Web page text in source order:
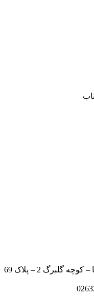
آدرس: کرج – میدان والفجر – خیابان یکتا – کوچه گلبرگ 2 – پلاک 69